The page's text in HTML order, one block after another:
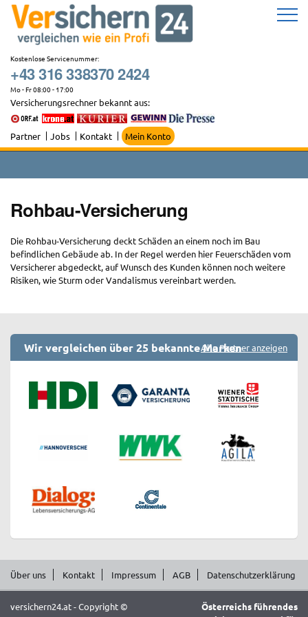
Zum
Inhalt
springen
Kostenlose Servicenummer:
+43 316 338370 2424
Mo - Fr 08:00 - 17:00
Versicherungsrechner bekannt aus:
Partner Jobs Kontakt Mein Konto
Rohbau-Versicherung
Die Rohbau-Versicherung deckt Schäden an einem noch im Bau
befindlichen Gebäude ab. In der Regel werden hier Feuerschäden vom
Versicherer abgedeckt, auf Wunsch des Kunden können noch weitere
Risiken, wie Sturm oder Vandalismus vereinbart werden.
Wir vergleichen über 25 bekannte MarkenAlle Partner anzeigen
Über uns Kontakt Impressum AGB Datenschutzerklärung
versichern24.at - Copyright ©
Österreichs führendes